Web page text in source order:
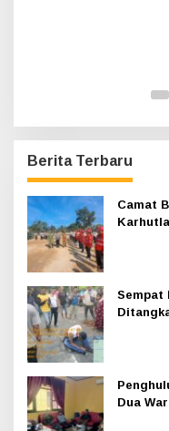
Berita Terbaru
Camat
Sempat
Dua